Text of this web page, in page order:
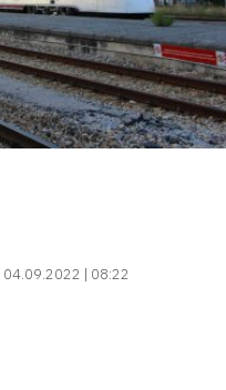
04.09.2022 | 08:22